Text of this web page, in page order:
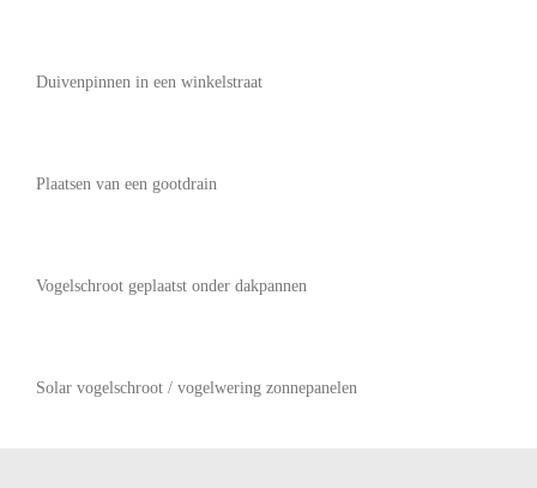
Duivenpinnen in een winkelstraat
Plaatsen van een gootdrain
Vogelschroot geplaatst onder dakpannen
Solar vogelschroot / vogelwering zonnepanelen